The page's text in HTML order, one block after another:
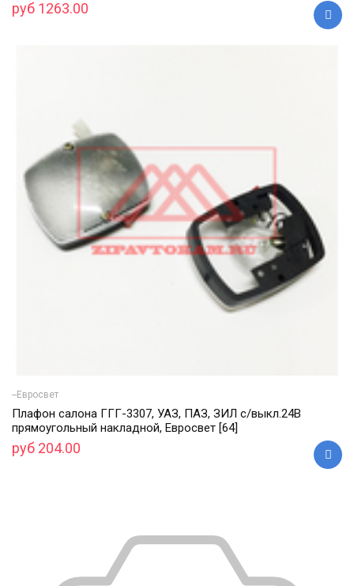
руб 1263.00
--Евросвет
Плафон салона ГГГ-3307, УАЗ, ПАЗ, ЗИЛ с/выкл.24В
прямоугольный накладной, Евросвет [64]
руб 204.00